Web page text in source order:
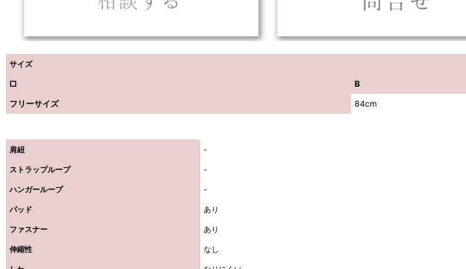
サイズ
□ B
フリーサイズ
84cm
肩紐 -
ストラップループ -
ハンガーループ -
パッド あり
ファスナー あり
伸縮性 なし